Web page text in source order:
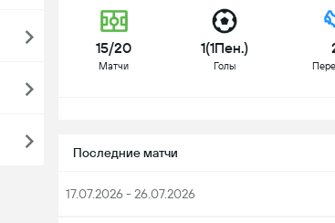
15/20
Матчи
1(1Пен.)
Голы
Последние матчи
17.07.2026 - 26.07.2026